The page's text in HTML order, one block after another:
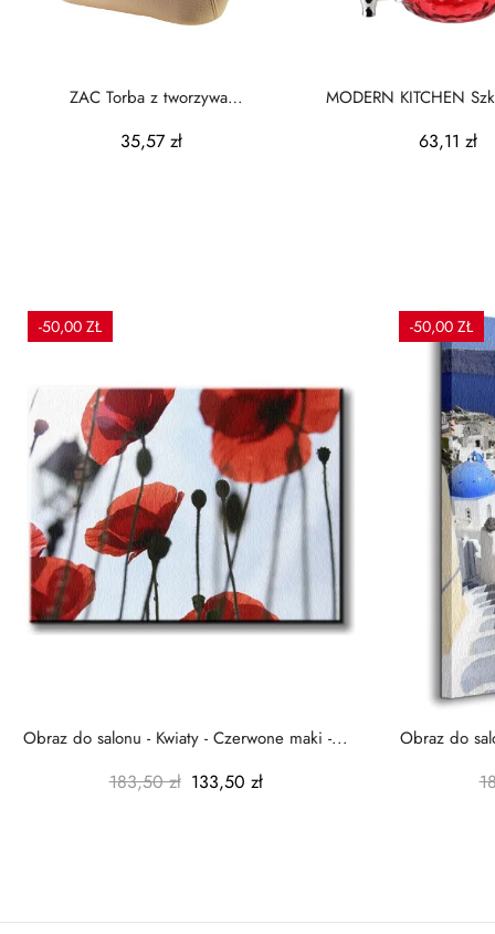
ZAC Torba z tworzywa
35,57 zł
MODERN KITCHEN
63,11 zł
-50,00 ZŁ
Obraz do salonu - Kwiaty - Czerwone maki -...
183,50 zł 133,50 zł
-50,00 ZŁ
Obraz do